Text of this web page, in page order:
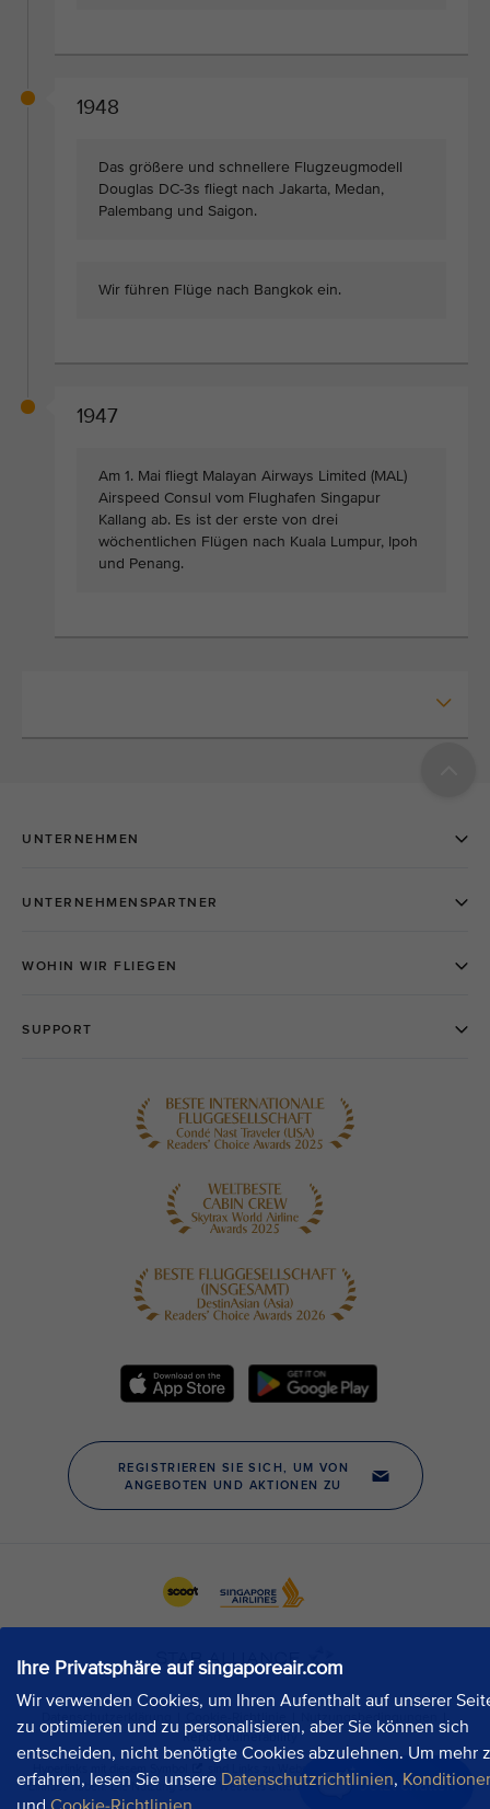
Ihre Privatsphäre auf singaporeair.com
Wir verwenden Cookies, um Ihren Aufenthalt auf unserer
zu optimieren und zu personalisieren, aber Sie können sich
entscheiden, nicht benötigte Cookies abzulehnen. Um mehr
erfahren, lesen Sie unsere Datenschutzrichtlinien,
Jetzt chatten
1948
Das größere und schnellere Flugzeugmodell
Douglas DC-3s fliegt nach Jakarta, Medan,
Palembang und Saigon.
Wir führen Flüge nach Bangkok ein.
1947
Am 1. Mai fliegt Malayan Airways Limited (MAL)
Airspeed Consul vom Flughafen Singapur
Kallang ab. Es ist der erste von drei
wöchentlichen Flügen nach Kuala Lumpur, Ipoh
und Penang.